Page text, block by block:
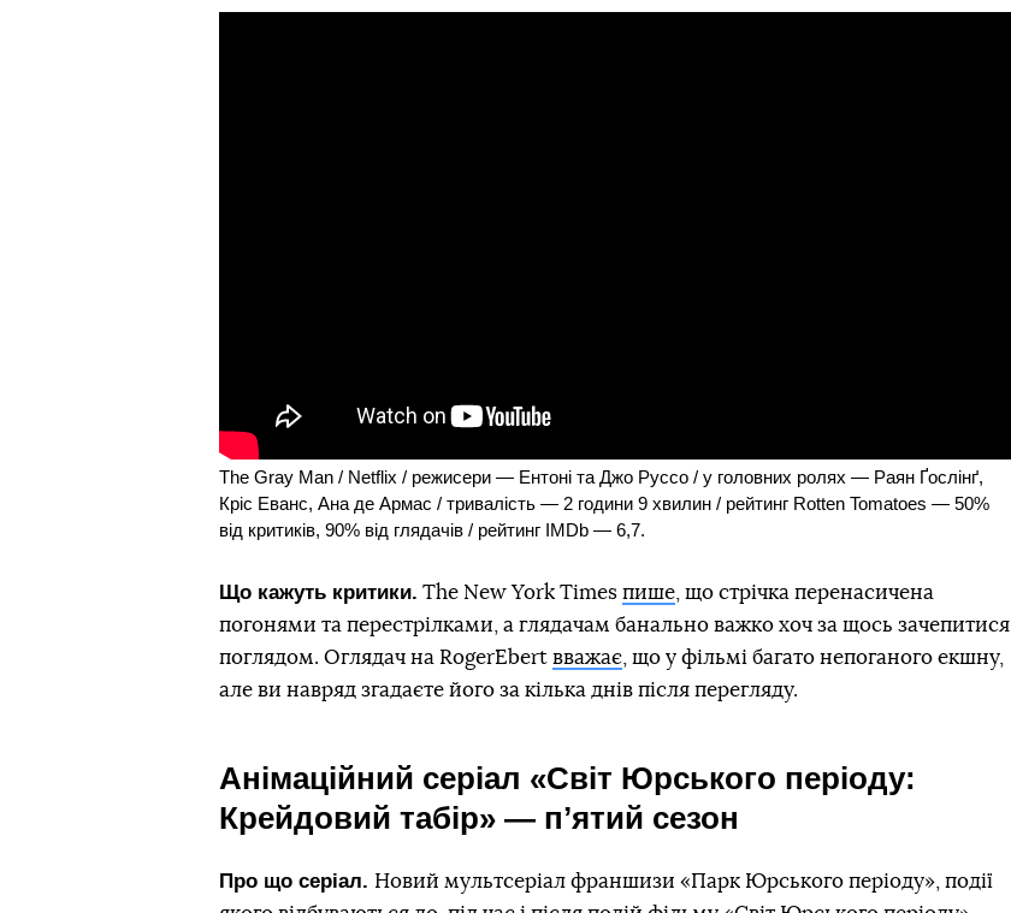
The Gray Man / Netflix / режисери — Ентоні та Джо Руссо / у головних ролях — Раян Ґослінґ,
Кріс Еванс, Ана де Армас / тривалість — 2 години 9 хвилин / рейтинг Rotten Tomatoes — 50%
від критиків, 90% від глядачів / рейтинг IMDb — 6,7.
Що кажуть критики. The New York Times пише , що стрічка перенасичена
погонями та перестрілками, а глядачам банально важко хоч за щось зачепитися
поглядом. Оглядач на RogerEbert вважає , що у фільмі багато непоганого екшну,
але ви навряд згадаєте його за кілька днів після перегляду.
Анімаційний серіал «Світ Юрського періоду:
Крейдовий табір» — пʼятий сезон
Про що серіал. Новий мультсеріал франшизи «Парк Юрського періоду», події